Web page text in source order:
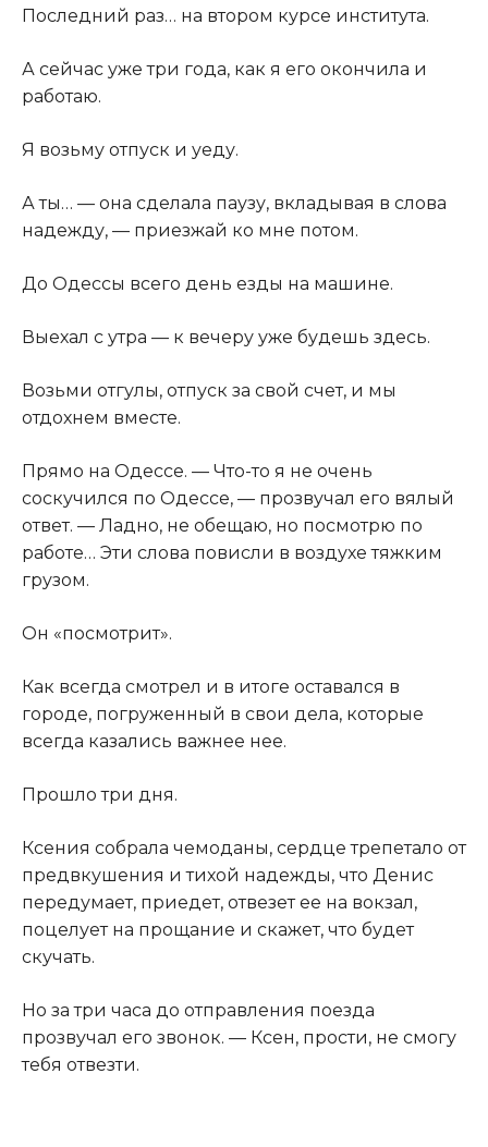
Последний раз… на втором курсе института.
А сейчас уже три года, как я его окончила и
работаю.
Я возьму отпуск и уеду.
А ты… — она сделала паузу, вкладывая в слова
надежду, — приезжай ко мне потом.
До Одессы всего день езды на машине.
Выехал с утра — к вечеру уже будешь здесь.
Возьми отгулы, отпуск за свой счет, и мы
отдохнем вместе.
Прямо на Одессе. — Что-то я не очень
соскучился по Одессе, — прозвучал его вялый
ответ. — Ладно, не обещаю, но посмотрю по
работе… Эти слова повисли в воздухе тяжким
грузом.
Он «посмотрит».
Как всегда смотрел и в итоге оставался в
городе, погруженный в свои дела, которые
всегда казались важнее нее.
Прошло три дня.
Ксения собрала чемоданы, сердце трепетало от
предвкушения и тихой надежды, что Денис
передумает, приедет, отвезет ее на вокзал,
поцелует на прощание и скажет, что будет
скучать.
Но за три часа до отправления поезда
прозвучал его звонок. — Ксен, прости, не смогу
тебя отвезти.